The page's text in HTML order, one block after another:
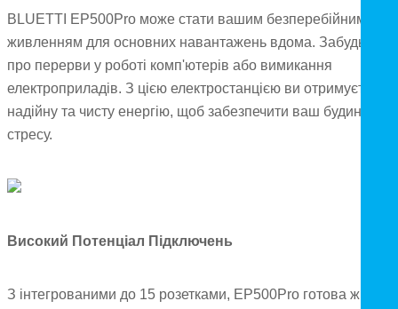
BLUETTI EP500Pro може стати вашим безперебійним
живленням для основних навантажень вдома. Забудьте
про перерви у роботі комп'ютерів або вимикання
електроприладів. З цією електростанцією ви отримуєте
надійну та чисту енергію, щоб забезпечити ваш будинок
стресу.
Високий Потенціал Підключень
З інтегрованими до 15 розетками, EP500Pro готова живити